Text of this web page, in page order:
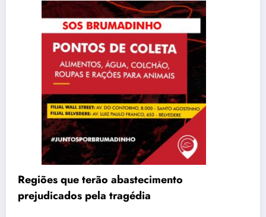
Regiões que terão abastecimento
prejudicados pela tragédia